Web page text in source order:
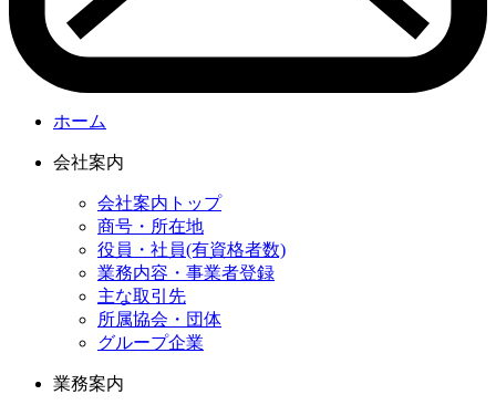
ホーム
会社案内
会社案内トップ
商号・所在地
役員・社員(有資格者数)
業務内容・事業者登録
主な取引先
所属協会・団体
グループ企業
業務案内